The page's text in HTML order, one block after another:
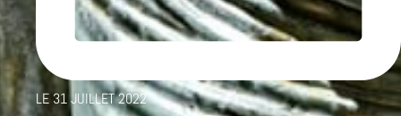
LE 31 JUILLET 2022